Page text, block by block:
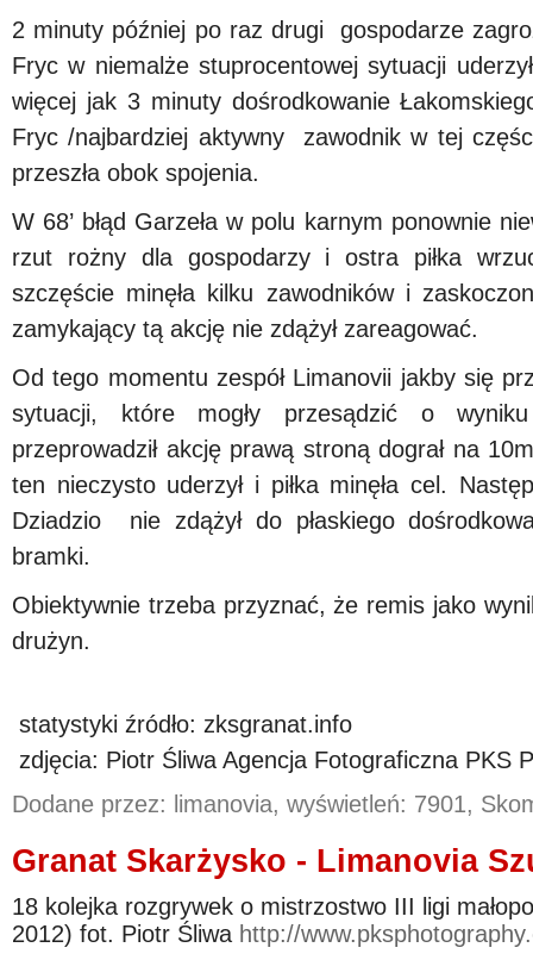
2 minuty później po raz drugi gospodarze
Fryc w niemalże stuprocentowej sytuacji
więcej jak 3 minuty dośrodkowanie
Fryc /najbardziej aktywny zawodnik w tej
przeszła obok spojenia.
W 68’ błąd Garzeła w polu karnym ponownie
rzut rożny dla gospodarzy i ostra piłka
szczęście minęła kilku zawodników i
zamykający tą akcję nie zdążył zareagować.
Od tego momentu zespół Limanovii jakby się
sytuacji, które mogły przesądzić o
przeprowadził akcję prawą stroną dograł na
ten nieczysto uderzył i piłka minęła cel.
Dziadzio nie zdążył do płaskiego
bramki.
Obiektywnie trzeba przyznać, że remis jako
drużyn.
statystyki źródło: zksgranat.info
zdjęcia: Piotr Śliwa Agencja Fotograficzna PKS
Dodane przez: limanovia, wyświetleń: 7901,
Granat Skarżysko - Limanovia
18 kolejka rozgrywek o mistrzostwo III ligi
2012) fot. Piotr Śliwa http://